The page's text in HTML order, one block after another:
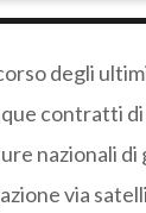
degli
contratti di
nazionali di
via